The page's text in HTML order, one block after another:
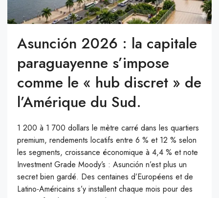
Asunción 2026 : la capitale
paraguayenne s’impose
comme le « hub discret » de
l’Amérique du Sud.
1 200 à 1 700 dollars le mètre carré dans les quartiers
premium, rendements locatifs entre 6 % et 12 % selon
les segments, croissance économique à 4,4 % et note
Investment Grade Moody’s : Asunción n’est plus un
secret bien gardé. Des centaines d’Européens et de
Latino-Américains s’y installent chaque mois pour des